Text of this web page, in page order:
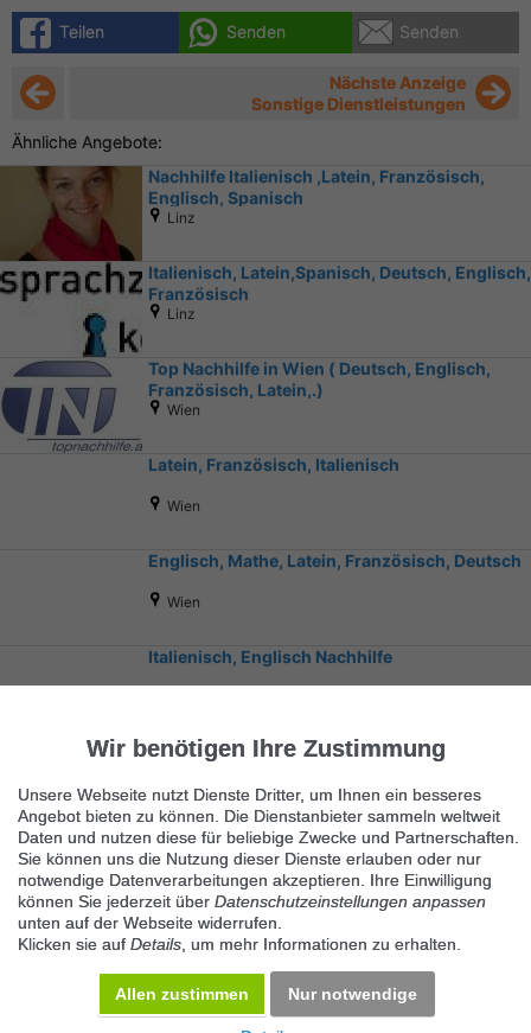
Teilen Senden Senden
Nächste Anzeige
Sonstige Dienstleistungen
Ähnliche Angebote:
Nachhilfe Italienisch ,Latein, Französisch,
Englisch, Spanisch
Linz
Italienisch, Latein,Spanisch, Deutsch, Englisch,
Französisch
Linz
Top Nachhilfe in Wien ( Deutsch, Englisch,
Französisch, Latein,.)
Wien
Latein, Französisch, Italienisch
Wien
Englisch, Mathe, Latein, Französisch, Deutsch
Wien
Italienisch, Englisch Nachhilfe
Ähnliche Suchbegriffe
Dienstleistungen
Wir benötigen Ihre Zustimmung
Unsere Webseite nutzt Dienste Dritter, um Ihnen ein besseres
Angebot bieten zu können. Die Dienstanbieter sammeln weltweit
Daten und nutzen diese für beliebige Zwecke und Partnerschaften.
Sie können uns die Nutzung dieser Dienste erlauben oder nur
notwendige Datenverarbeitungen akzeptieren. Ihre Einwilligung
können Sie jederzeit über Datenschutzeinstellungen anpassen
unten auf der Webseite widerrufen.
Klicken sie auf Details , um mehr Informationen zu erhalten.
Allen zustimmen Nur notwendige